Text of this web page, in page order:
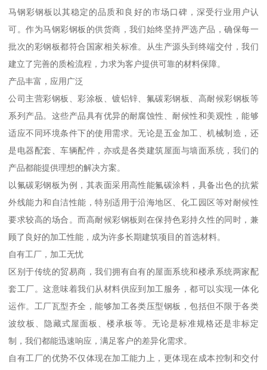
马钢彩钢板以其稳定的品质和良好的市场口碑，深受行业用户认
可。作为马钢彩钢板的供货商，我们始终坚持严选产品，确保每一
批次的彩钢板都符合国家相关标准。从生产源头到终端交付，我们
建立了完善的质检流程，力求为客户提供可靠的材料保障。
产品丰富，应用广泛
公司主营彩钢板、彩涂板、镀铝锌、氟碳彩钢板、高耐候彩钢板等
系列产品。这些产品具有优异的耐腐蚀性、耐候性和美观性，能够
适应不同环境条件下的使用需求。无论是五金加工、机械制造，还
是电器配套、车辆配件，亦或是各类建筑屋面与墙面系统，我们的
产品都能提供理想的解决方案。
以氟碳彩钢板为例，其表面采用高性能氟碳涂料，具备出色的抗紫
外线能力和自洁性能，特别适用于沿海地区、化工园区等对耐候性
要求较高的场合。而高耐候彩钢板则在保持色彩持久性的同时，兼
顾了良好的加工性能，成为许多长期建筑项目的首选材料。
自有工厂，加工无忧
区别于传统的贸易商，我们拥有自有的屋面系统和楼承系统两家配
套工厂。这意味着我们从材料供应到加工服务，都可以实现一体化
运作。工厂瓦型齐全，能够加工各类压型钢板，包括但不限于各类
波纹板、隐藏式屋面板、楼承板等。无论是标准规格还是非标定
制，我们都能迅速响应，满足客户的差异化需求。
自有工厂的优势不仅体现在加工能力上，更体现在成本控制和交付